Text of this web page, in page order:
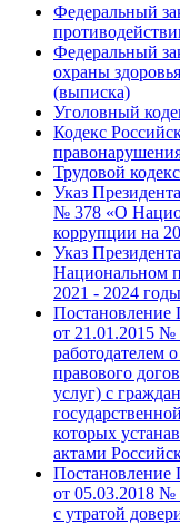
Федеральный
Федеральный
охраны
(выписка)
Уголовный
Кодекс
Трудовой
Указ
№ 378 «О
коррупции на
Указ
Национальном
2021 - 2024
Постановление
от 21.01.2015
работодателем
правового
услуг) с
которых
актами
Постановление
от 05.03.2018 №
с утратой